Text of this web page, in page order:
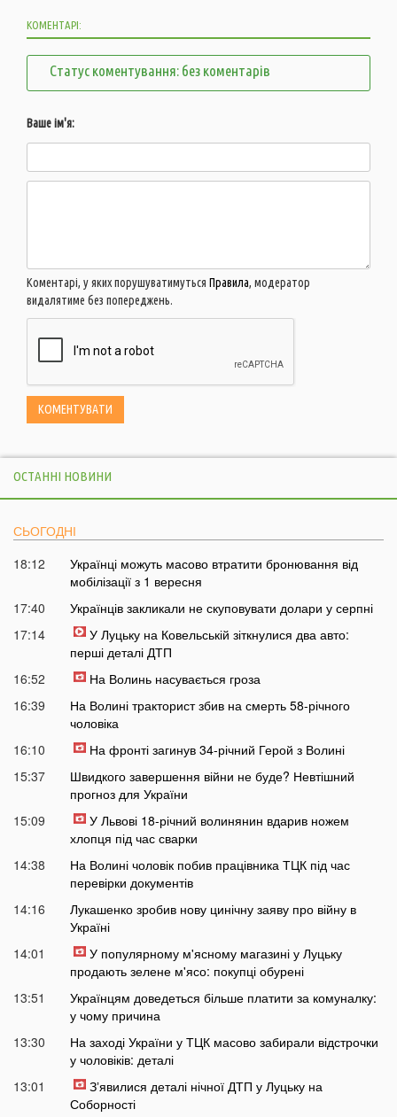
КОМЕНТАРІ:
Статус коментування: без коментарів
Ваше ім'я:
Коментарі, у яких порушуватимуться Правила, модератор
видалятиме без попереджень.
ОСТАННІ НОВИНИ
СЬОГОДНІ
18:12
Українці можуть масово втратити бронювання від
мобілізації з 1 вересня
17:40
Українців закликали не скуповувати долари у серпні
17:14
У Луцьку на Ковельській зіткнулися два авто:
перші деталі ДТП
16:52
На Волинь насувається гроза
16:39
На Волині тракторист збив на смерть 58-річного
чоловіка
16:10
На фронті загинув 34-річний Герой з Волині
15:37
Швидкого завершення війни не буде? Невтішний
прогноз для України
15:09
У Львові 18-річний волинянин вдарив ножем
хлопця під час сварки
14:38
На Волині чоловік побив працівника ТЦК під час
перевірки документів
14:16
Лукашенко зробив нову цинічну заяву про війну в
Україні
14:01
У популярному м'ясному магазині у Луцьку
продають зелене м'ясо: покупці обурені
13:51
Українцям доведеться більше платити за комуналку:
у чому причина
13:30
На заході України у ТЦК масово забирали відстрочки
у чоловіків: деталі
13:01
Зʼявилися деталі нічної ДТП у Луцьку на
Соборності